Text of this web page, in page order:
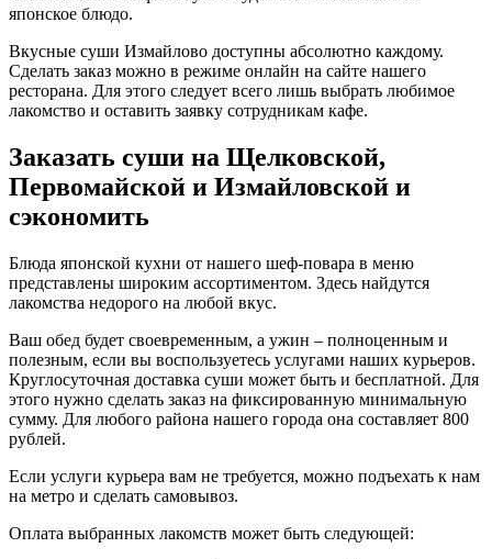
японское блюдо.
Вкусные суши Измайлово доступны абсолютно каждому.
Сделать заказ можно в режиме онлайн на сайте нашего
ресторана. Для этого следует всего лишь выбрать любимое
лакомство и оставить заявку сотрудникам кафе.
Заказать суши на Щелковской,
Первомайской и Измайловской и
сэкономить
Блюда японской кухни от нашего шеф-повара в меню
представлены широким ассортиментом. Здесь найдутся
лакомства недорого на любой вкус.
Ваш обед будет своевременным, а ужин – полноценным и
полезным, если вы воспользуетесь услугами наших курьеров.
Круглосуточная доставка суши может быть и бесплатной. Для
этого нужно сделать заказ на фиксированную минимальную
сумму. Для любого района нашего города она составляет 800
рублей.
Если услуги курьера вам не требуется, можно подъехать к нам
на метро и сделать самовывоз.
Оплата выбранных лакомств может быть следующей: